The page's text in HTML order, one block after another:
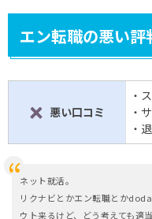
エン転職の悪い評
✘
悪い口コミ
・
・
・
ネット就活。
リクナビとかエン転職とか
ウト来るけど、どう考えても適